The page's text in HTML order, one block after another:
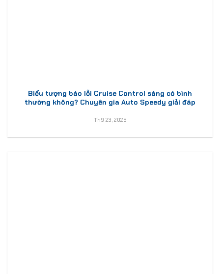
Biểu tượng báo lỗi Cruise Control sáng có bình
thường không? Chuyên gia Auto Speedy giải đáp
Th9 23, 2025